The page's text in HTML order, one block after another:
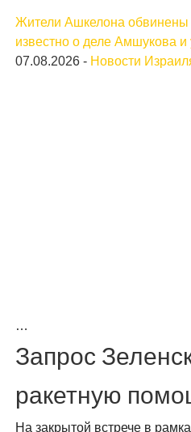
Жители Ашкелона обвинены
известно о деле Амшукова
07.08.2026 - Новости
…
Запрос
ракетную
На закрытой встрече в